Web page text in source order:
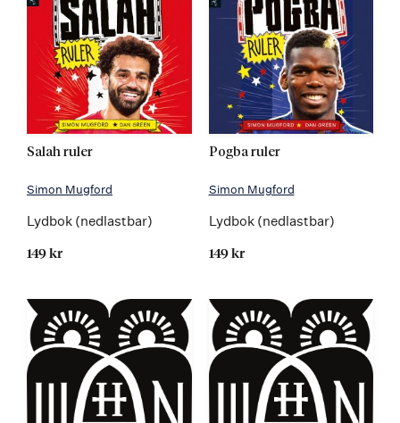
Salah ruler
Simon Mugford
Lydbok (nedlastbar)
149 kr
Pogba ruler
Simon Mugford
Lydbok (nedlastbar)
149 kr